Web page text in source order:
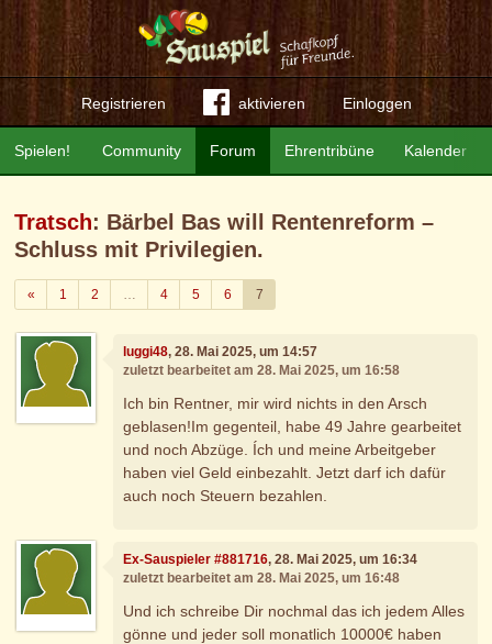
Registrieren aktivieren Einloggen
Community Forum Ehrentribüne Kalender
Spielen!
Tratsch: Bärbel Bas will Rentenreform –
Schluss mit Privilegien.
«Zurück
1 2 … 4 5 6 7
luggi48, 28. Mai 2025, um 14:57
zuletzt bearbeitet am 28. Mai 2025, um 16:58
Ich bin Rentner, mir wird nichts in den Arsch
geblasen!Im gegenteil, habe 49 Jahre gearbeitet
und noch Abzüge. Ích und meine Arbeitgeber
haben viel Geld einbezahlt. Jetzt darf ich dafür
auch noch Steuern bezahlen.
Ex-Sauspieler #881716, 28. Mai 2025, um 16:34
zuletzt bearbeitet am 28. Mai 2025, um 16:48
Und ich schreibe Dir nochmal das ich jedem Alles
gönne und jeder soll monatlich 10000€ haben